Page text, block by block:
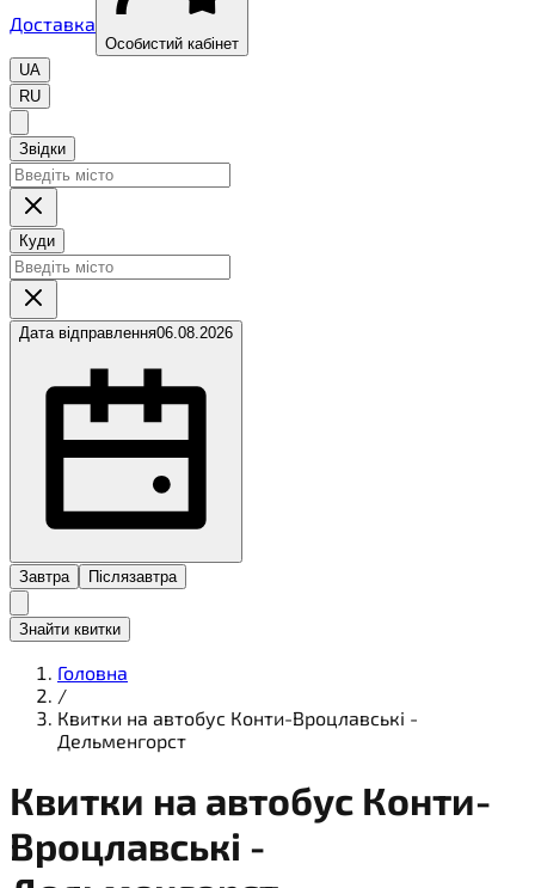
Доставка
Особистий кабінет
UA
RU
Звідки
Куди
Дата відправлення06.08.2026
Завтра Післязавтра
Знайти квитки
Головна
/
Квитки на автобус Конти-Вроцлавські -
Дельменгорст
Квитки на автобус Конти-
Вроцлавські -